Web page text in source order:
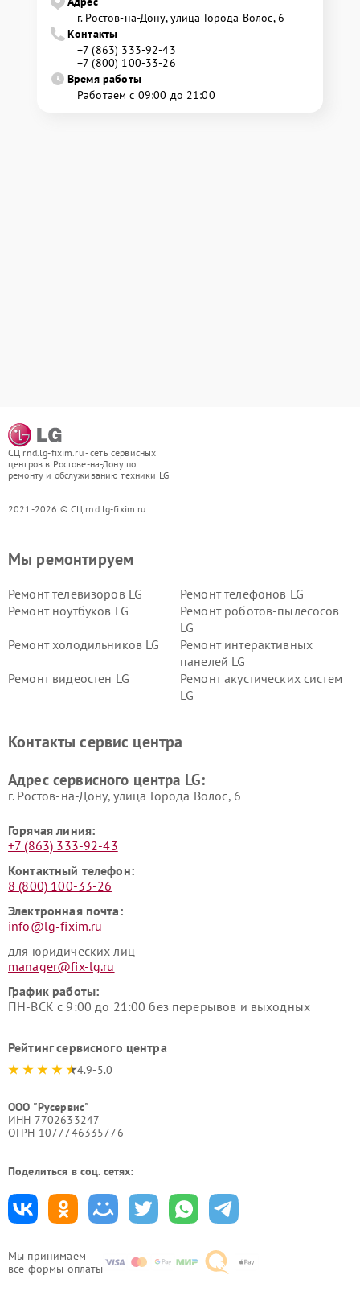
г. Ростов-на-Дону, улица Города Волос, 6
Контакты
+7 (863) 333-92-43
+7 (800) 100-33-26
Время работы
Работаем с 09:00 до 21:00
СЦ rnd.lg-fixim.ru - сеть сервисных
центров в Ростове-на-Дону по
ремонту и обслуживанию техники LG
2021-2026 © СЦ rnd.lg-fixim.ru
Мы принимаем
все формы оплаты
Мы ремонтируем
Ремонт телевизоров LG
Ремонт телефонов LG
Ремонт ноутбуков LG
Ремонт роботов-пылесосов
LG
Ремонт холодильников LG
Ремонт интерактивных
панелей LG
Ремонт видеостен LG
Ремонт акустических систем
LG
Ремонт морозильных камер
Ремонт вертикальных
Контакты сервис центра
Адрес сервисного центра LG:
г. Ростов-на-Дону, улица Города Волос, 6
Горячая линия:
+7 (863) 333-92-43
Контактный телефон:
8 (800) 100-33-26
Электронная почта:
info@lg-fixim.ru
для юридических лиц
manager@fix-lg.ru
График работы:
ПН-ВСК с 9:00 до 21:00 без перерывов и выходных
Рейтинг сервисного центра
4.9-5.0
ООО "Русервис"
ИНН 7702633247
ОГРН 1077746335776
Поделиться в соц. сетях: